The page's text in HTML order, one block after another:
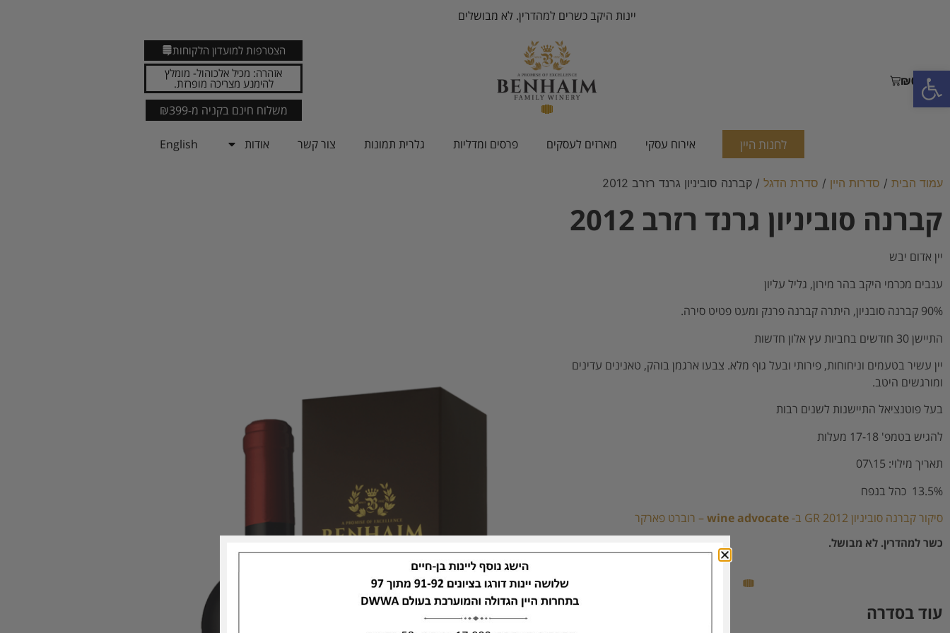
פתח סרגל נגישות
יינות היקב כשרים למהדרין. לא מבושלים
₪0.00
הצטרפות למועדון הלקוחות
אזהרה: מכיל אלכוהול- מומלץ
להימנע מצריכה מופרזת.
משלוח חינם בקניה מ-₪399
לחנות היין אירוח עסקי מארזים לעסקים פרסים ומדליות גלרית תמונות צור קשר אודות English
עמוד הבית / סדרות היין / סדרת הדגל / קברנה סוביניון גרנד רזרב 2012
קברנה סוביניון גרנד רזרב 2012
יין אדום יבש
ענבים מכרמי היקב בהר מירון, גליל עליון
90% קברנה סובניון, היתרה קברנה פרנק ומעט פטיט סירה.
התיישן 30 חודשים בחביות עץ אלון חדשות
יין עשיר בטעמים וניחוחות, פירותי ובעל גוף מלא. צבעו ארגמן בוהק, טאנינים עדינים
ומורגשים היטב.
בעל פוטנציאל התיישנות לשנים רבות
להגיש בטמפ' 17-18 מעלות
תאריך מילוי: 15\07
13.5% כהל בנפח
סיקור קברנה סוביניון GR 2012 ב-
wine advocate– רוברט פארקר
כשר למהדרין. לא מבושל.
עוד בסדרה